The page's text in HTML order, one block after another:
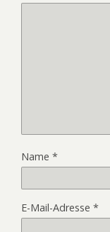
Name *
E-Mail-Adresse *